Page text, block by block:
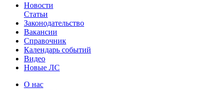
Новости
Статьи
Законодательство
Вакансии
Справочник
Календарь событий
Видео
Новые ЛС
О нас